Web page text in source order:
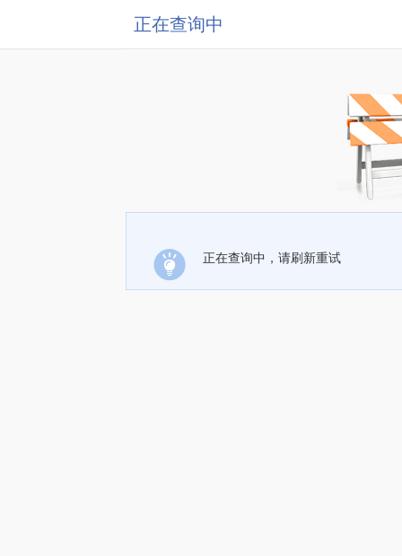
正在查询中
正在查询中，请刷新重试